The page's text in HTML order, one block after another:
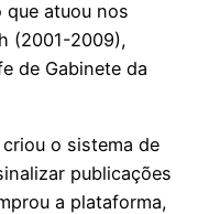
que atuou nos
(2001-2009),
de Gabinete da
o sistema de
publicações
a plataforma,